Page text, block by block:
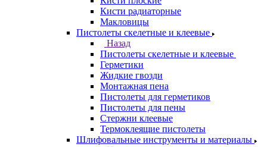
Кисти радиаторные
Макловицы
Пистолеты скелетные и клеевые
Назад
Пистолеты скелетные и клеевые
Герметики
Жидкие гвозди
Монтажная пена
Пистолеты для герметиков
Пистолеты для пены
Стержни клеевые
Термоклеящие пистолеты
Шлифовальные инструменты и материалы